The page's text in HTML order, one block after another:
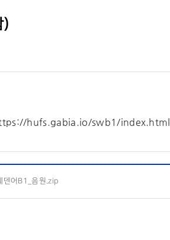
)
hufs.gabia.io/swb1/index.html
덴어B1_음원.zip